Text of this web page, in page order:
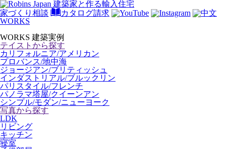
家づくり相談
カタログ請求
WORKS
WORKS 建築実例
テイストから探す
カリフォルニア/アメリカン
プロバンス/地中海
ジョージアン/ブリティッシュ
インダストリアル/ブルックリン
パリスタイル/フレンチ
パノラマ塔屋/クイーンアン
シンプル/モダン/ニューヨーク
写真から探す
LDK
リビング
キッチン
寝室